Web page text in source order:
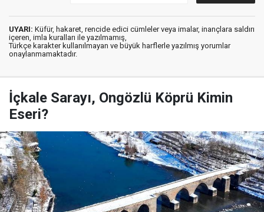
UYARI: Küfür, hakaret, rencide edici cümleler veya imalar, inançlara saldırı
içeren, imla kuralları ile yazılmamış,
Türkçe karakter kullanılmayan ve büyük harflerle yazılmış yorumlar
onaylanmamaktadır.
İçkale Sarayı, Ongözlü Köprü Kimin
Eseri?